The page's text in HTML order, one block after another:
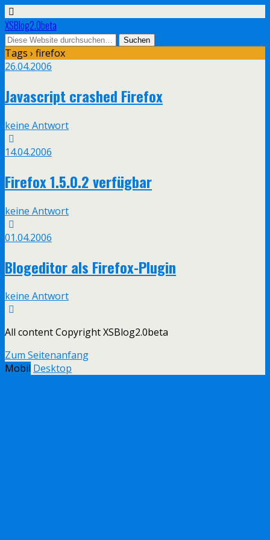
XSBlog2.0beta
Tags › firefox
26.04.2006
Javascript crashed Firefox
keine Antwort
14.04.2006
Firefox 1.5.0.2 verfügbar
keine Antwort
01.04.2006
Blogeditor als Firefox-Plugin
keine Antwort
All content Copyright XSBlog2.0beta
Zum Seitenanfang
Mobil Desktop